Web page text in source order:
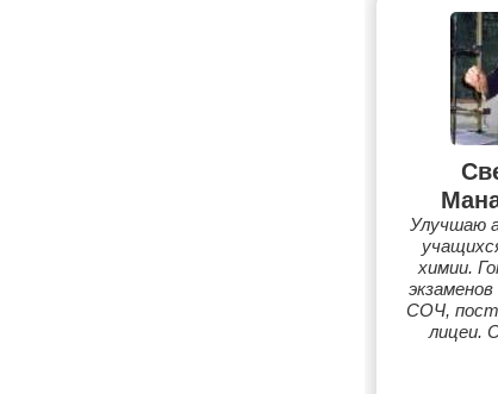
Улучшаю
химии.
СОЧ,
лицеи.